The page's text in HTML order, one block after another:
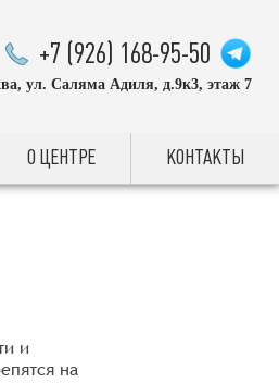
+7 (926) 168-95-50
ул. Саляма Адиля, д.9к3, этаж 7
О ЦЕНТРЕ КОНТАКТЫ
и
на